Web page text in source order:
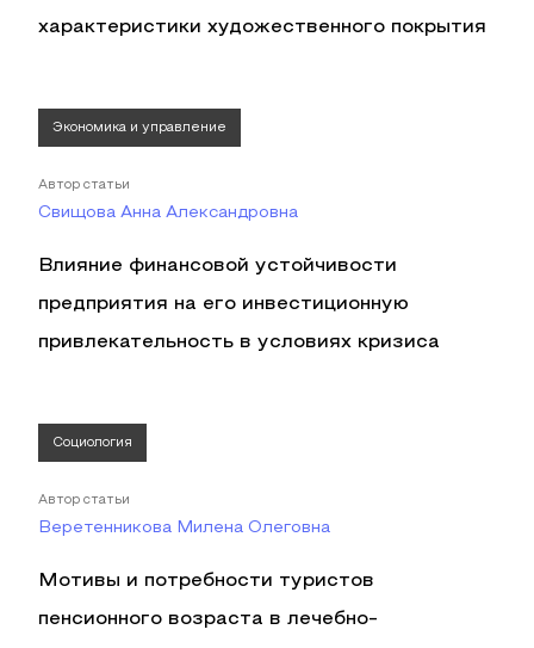
характеристики художественного покрытия
Экономика и управление
Автор статьи
Свищова Анна Александровна
Влияние финансовой устойчивости
предприятия на его инвестиционную
привлекательность в условиях кризиса
Социология
Автор статьи
Веретенникова Милена Олеговна
Мотивы и потребности туристов
пенсионного возраста в лечебно-